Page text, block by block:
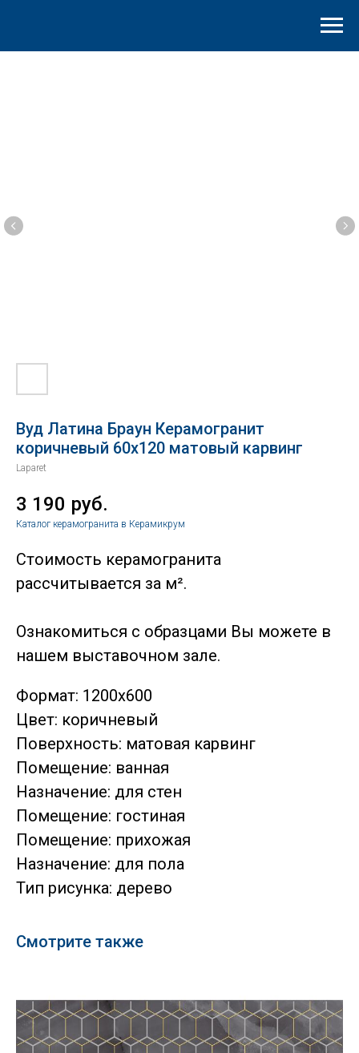
Вуд Латина Браун Керамогранит
коричневый 60х120 матовый карвинг
Laparet
3 190 руб.
Каталог керамогранита в Керамикрум
Стоимость керамогранита
рассчитывается за м².
Ознакомиться с образцами Вы можете в
нашем выставочном зале.
Формат: 1200х600
Цвет: коричневый
Поверхность: матовая карвинг
Помещение: ванная
Назначение: для стен
Помещение: гостиная
Помещение: прихожая
Назначение: для пола
Тип рисунка: дерево
Смотрите также